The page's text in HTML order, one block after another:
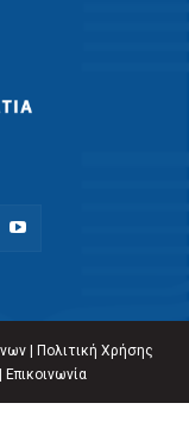
| Πολιτική Χρήσης
| Επικοινωνία